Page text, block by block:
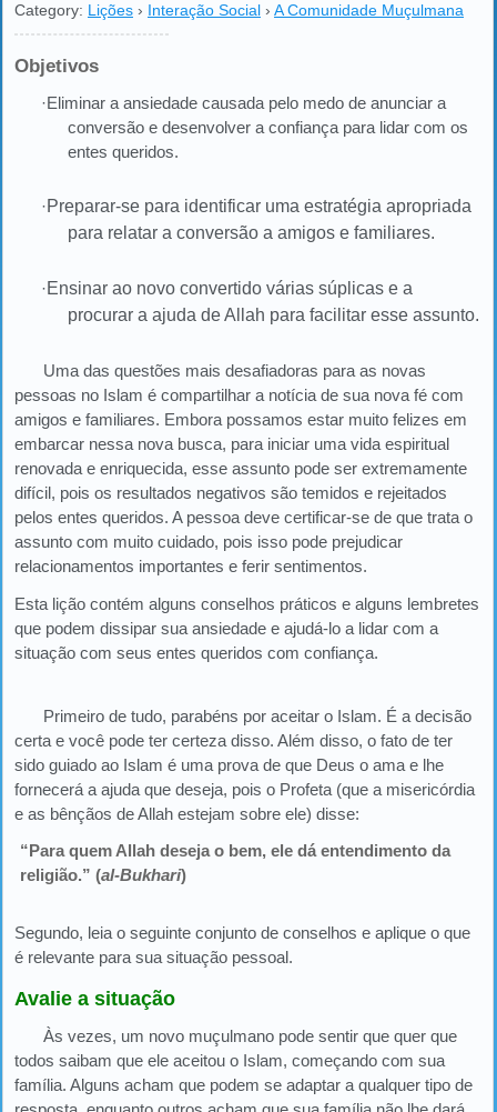
Category: Lições › Interação Social › A Comunidade Muçulmana
Objetivos
·Eliminar a ansiedade causada pelo medo de anunciar a
conversão e desenvolver a confiança para lidar com os
entes queridos.
·Preparar-se para identificar uma estratégia apropriada
para relatar a conversão a amigos e familiares.
·Ensinar ao novo convertido várias súplicas e a
procurar a ajuda de Allah para facilitar esse assunto.
Uma das questões mais desafiadoras para as novas
pessoas no Islam é compartilhar a notícia de sua nova fé com
amigos e familiares. Embora possamos estar muito felizes em
embarcar nessa nova busca, para iniciar uma vida espiritual
renovada e enriquecida, esse assunto pode ser extremamente
difícil, pois os resultados negativos são temidos e rejeitados
pelos entes queridos. A pessoa deve certificar-se de que trata o
assunto com muito cuidado, pois isso pode prejudicar
relacionamentos importantes e ferir sentimentos.
Esta lição contém alguns conselhos práticos e alguns lembretes
que podem dissipar sua ansiedade e ajudá-lo a lidar com a
situação com seus entes queridos com confiança.
Primeiro de tudo, parabéns por aceitar o Islam. É a decisão
certa e você pode ter certeza disso. Além disso, o fato de ter
sido guiado ao Islam é uma prova de que Deus o ama e lhe
fornecerá a ajuda que deseja, pois o Profeta (que a misericórdia
e as bênçãos de Allah estejam sobre ele) disse:
“Para quem Allah deseja o bem, ele dá entendimento da
religião.” (al-Bukhari)
Segundo, leia o seguinte conjunto de conselhos e aplique o que
é relevante para sua situação pessoal.
Avalie a situação
Às vezes, um novo muçulmano pode sentir que quer que
todos saibam que ele aceitou o Islam, começando com sua
família. Alguns acham que podem se adaptar a qualquer tipo de